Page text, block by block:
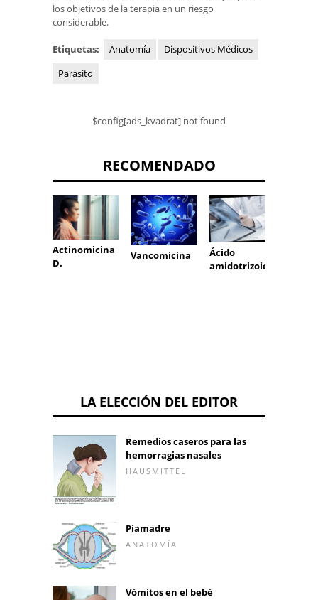
los objetivos de la terapia en un riesgo
considerable.
Etiquetas: Anatomía
Dispositivos Médicos
Parásito
$config[ads_kvadrat] not found
RECOMENDADO
Actinomicina
D.
Vancomicina
Ácido
amidotrizoico
LA ELECCIÓN DEL EDITOR
Remedios caseros para las
hemorragias nasales
HAUSMITTEL
Piamadre
ANATOMÍA
Vómitos en el bebé